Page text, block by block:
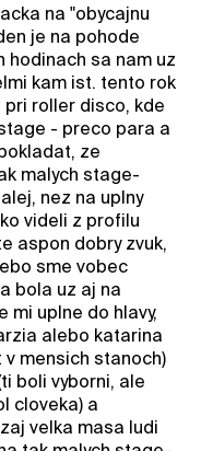
na "obycajnu
je na pohode
hodinach sa nam uz
kam ist. tento rok
roller disco, kde
- preco para a
ze
malych stage-
nez na uplny
videli z profilu
aspon dobry zvuk,
sme vobec
bola uz aj na
mi uplne do hlavy,
alebo katarina
mensich stanoch)
boli vyborni, ale
cloveka) a
velka masa ludi